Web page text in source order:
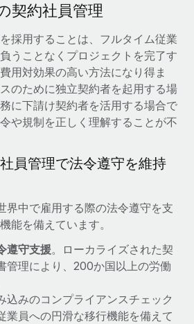
プライアンスの専門サポート
ェック
をシンプルに
クを先回りして対応
で提供・管理
ピーディに設立
ズに
シップの可能性を検討する
近日リリース予定
するコンサルティング
社員管理と給与処理でRemote
康とウェルネスのスタートアップである
るWeaviateは、Remoteを使
ワークフォースを120%に増やした
示する
契約社員管理
採用することは、フルタイム従業
うことなくプロジェクトを完了す
用対効果の高い方法になり得ま
のために独立契約者を起用する場
に下請け契約者を活用する場合で
や規制を正しく理解することが不
員管理で法令遵守を維持
界中で雇用する際の法令遵守を支
能を備えています。
遵守支援。ローカライズされた契
管理により、200か国以上の労働
込みのコンプライアンスチェック
業員への円滑な移行機能を備えて